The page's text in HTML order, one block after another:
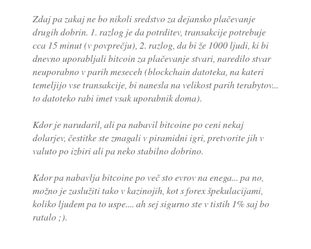
Zdaj pa zakaj ne bo nikoli sredstvo za dejansko plačevanje
drugih dobrin. 1. razlog je da potrditev, transakcije potrebuje
cca 15 minut (v povprečju), 2. razlog, da bi že 1000 ljudi, ki bi
dnevno uporabljali bitcoin za plačevanje stvari, naredilo stvar
neuporabno v parih meseceh (blockchain datoteka, na kateri
temeljijo vse transakcije, bi nanesla na velikost parih terabytov...
to datoteko rabi imet vsak uporabnik doma).
Kdor je narudaril, ali pa nabavil bitcoine po ceni nekaj
dolarjev, čestitke ste zmagali v piramidni igri, pretvorite jih v
valuto po izbiri ali pa neko stabilno dobrino.
Kdor pa nabavlja bitcoine po več sto evrov na enega... pa no,
možno je zaslužiti tako v kazinojih, kot s forex špekulacijami,
koliko ljudem pa to uspe.... ah sej sigurno ste v tistih 1% saj bo
ratalo ;).